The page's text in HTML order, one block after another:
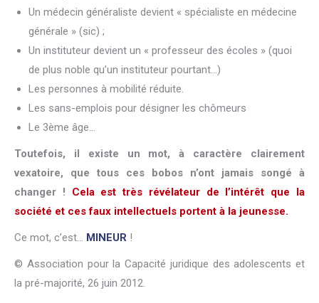
Un médecin généraliste devient « spécialiste en médecine
générale » (sic) ;
Un instituteur devient un « professeur des écoles » (quoi
de plus noble qu’un instituteur pourtant…)
Les personnes à mobilité réduite.
Les sans-emplois pour désigner les chômeurs
Le 3ème âge…
Toutefois, il existe un mot, à caractère clairement
vexatoire, que tous ces bobos n’ont jamais songé à
changer ! Cela est très révélateur de l’intérêt que la
société et ces faux intellectuels portent à la jeunesse.
Ce mot, c’est… MINEUR !
© Association pour la Capacité juridique des adolescents et
la pré-majorité, 26 juin 2012.